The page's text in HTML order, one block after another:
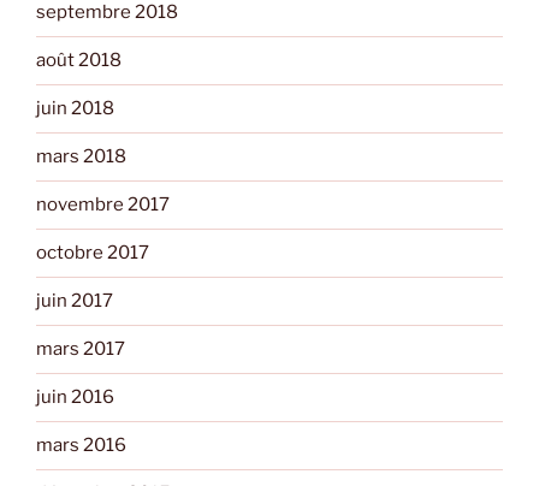
septembre 2018
août 2018
juin 2018
mars 2018
novembre 2017
octobre 2017
juin 2017
mars 2017
juin 2016
mars 2016